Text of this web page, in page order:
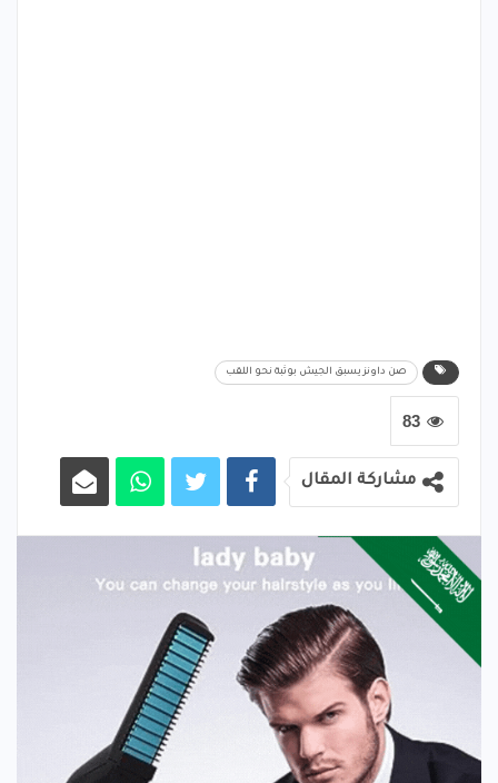
صن داونز يسبق الجيش بوثبة نحو اللقب
83
مشاركة المقال